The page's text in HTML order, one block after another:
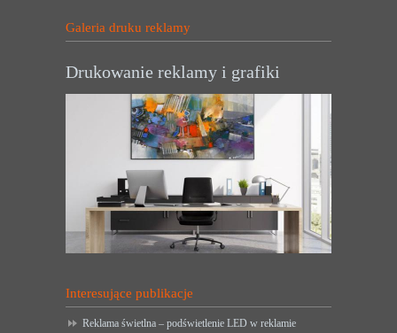
Galeria druku reklamy
Drukowanie reklamy i grafiki
Interesujące publikacje
Reklama świetlna – podświetlenie LED w reklamie